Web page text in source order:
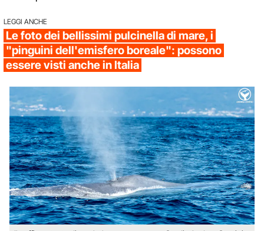
LEGGI ANCHE
Le foto dei bellissimi pulcinella di mare, i
"pinguini dell'emisfero boreale": possono
essere visti anche in Italia